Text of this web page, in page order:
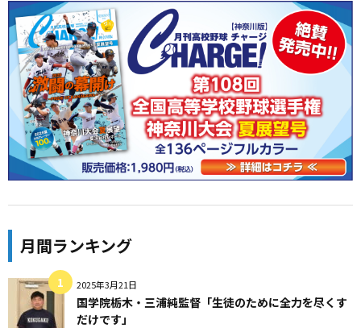
月間ランキング
2025年3月21日
国学院栃木・三浦純監督「生徒のために全力を尽くす
だけです」